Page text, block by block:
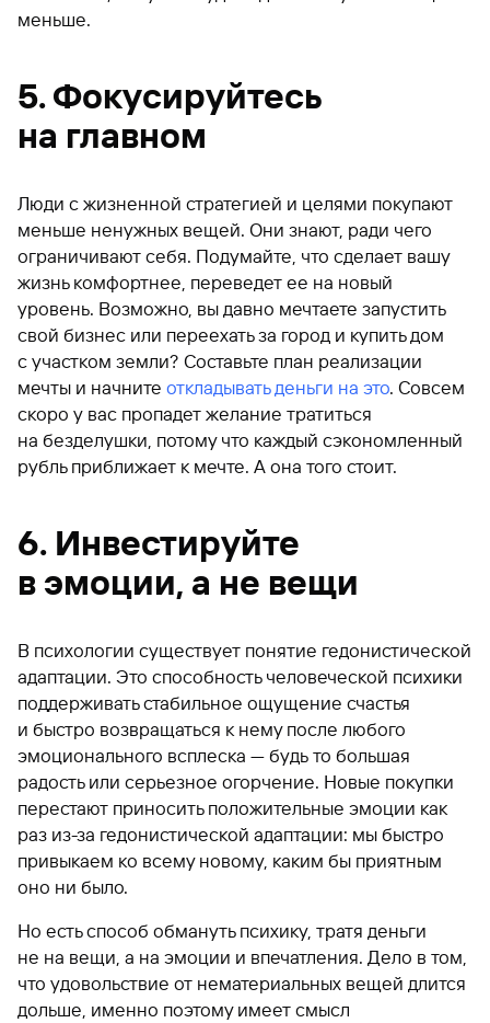
меньше.
5. Фокусируйтесь
на главном
Люди с жизненной стратегией и целями покупают
меньше ненужных вещей. Они знают, ради чего
ограничивают себя. Подумайте, что сделает вашу
жизнь комфортнее, переведет ее на новый
уровень. Возможно, вы давно мечтаете запустить
свой бизнес или переехать за город и купить дом
с участком земли? Составьте план реализации
мечты и начните откладывать деньги на это. Совсем
скоро у вас пропадет желание тратиться
на безделушки, потому что каждый сэкономленный
рубль приближает к мечте. А она того стоит.
6. Инвестируйте
в эмоции, а не вещи
В психологии существует понятие гедонистической
адаптации. Это способность человеческой психики
поддерживать стабильное ощущение счастья
и быстро возвращаться к нему после любого
эмоционального всплеска — будь то большая
радость или серьезное огорчение. Новые покупки
перестают приносить положительные эмоции как
раз из-за гедонистической адаптации: мы быстро
привыкаем ко всему новому, каким бы приятным
оно ни было.
Но есть способ обмануть психику, тратя деньги
не на вещи, а на эмоции и впечатления. Дело в том,
что удовольствие от нематериальных вещей длится
дольше, именно поэтому имеет смысл